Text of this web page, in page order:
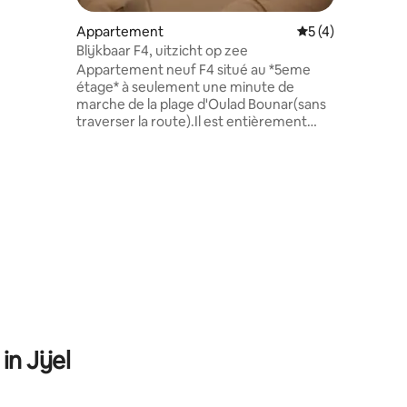
Appartement Gemiddelde
5 (4)
Blijkbaar F4, uitzicht op zee
Appartement neuf F4 situé au *5eme
étage* à seulement une minute de
marche de la plage d'Oulad Bounar(sans
traverser la route).Il est entièrement
Jijel